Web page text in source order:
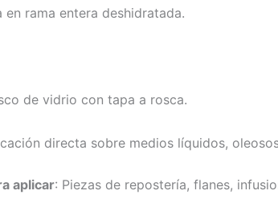
en rama entera deshidratada.
de vidrio con tapa a rosca.
directa sobre medios líquidos,
aplicar: Piezas de repostería, flanes,